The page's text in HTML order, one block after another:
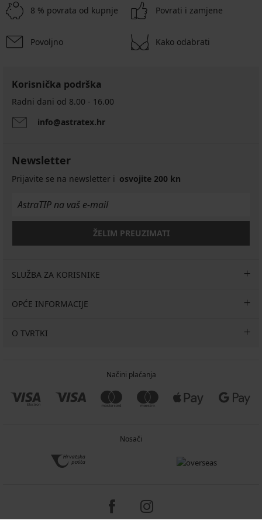
8 % povrata od kupnje Povrati i zamjene
Povoljno Kako odabrati
Korisnička podrška
Radni dani od 8.00 - 16.00
info@astratex.hr
Newsletter
Prijavite se na newsletter i osvojite 200 kn
ŽELIM PREUZIMATI
SLUŽBA ZA KORISNIKE
OPĆE INFORMACIJE
O TVRTKI
Načini plaćanja
Nosači